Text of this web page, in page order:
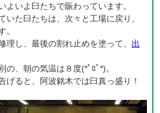
よいよ臼たちで賑わっています。
いた臼たちは、次々と工場に戻り、
。
理し、最後の割れ止めを塗って、出
の、朝の気温は８度(*ﾟﾛﾟ*)。
げると、阿波銘木では臼真っ盛り！